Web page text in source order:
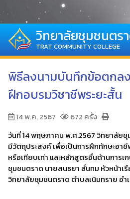
วิทยาลัยชุมชนตร
TRAT COMMUNITY COLLEGE
พิธีลงนามบันทึกข้อตกลง
ฝึกอบรมวิชาชีพระยะสั้น
14 พ.ค. 2567
672 ครั้ง
วันที่ 14 พฤษภาคม พ.ศ.2567 วิทยาลัย
มีวัตถุประสงค์ เพื่อเป็นการฝึกทักษะอา
หรือเทียบเท่า และหลักสูตรอื่นด้านกา
ชุมชนตราด นายสนธยา ลั่นทม หัวหน้าเ
วิทยาลัยชุมชนตราด ตำบลเนินทราย อำ